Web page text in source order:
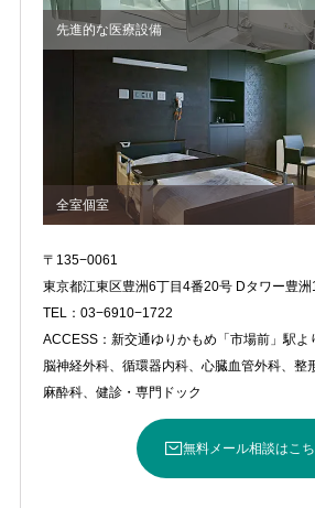
先進的な医療設備
全室個室
〒135−0061
東京都江東区豊洲6丁目4番20号 Dタワー豊
TEL：03−6910−1722
ACCESS：新交通ゆりかもめ「市場前」駅よ
脳神経外科、循環器内科、心臓血管外科、整
麻酔科、健診・専門ドック
無料メール相談はこ